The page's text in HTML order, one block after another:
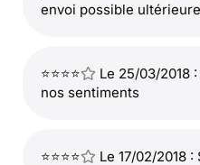
envoi possible
⭐⭐⭐⭐
Le 25/03/2018
nos sentiments
⭐⭐⭐⭐ Le 17/02/2018